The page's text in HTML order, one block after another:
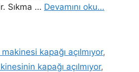
Sıkma … Devamını oku…
kapağı açılmıyor,
kapağı açılmıyor,